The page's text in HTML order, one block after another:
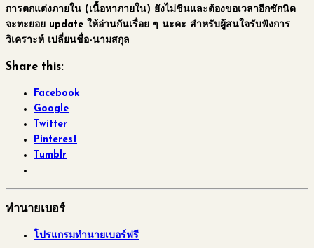
การตกแต่งภายใน (เนื้อหาภายใน) ยังไม่ชินและต้องขอเวลาอีกซักนิด
จะทะยอย update ให้อ่านกันเรื่อย ๆ นะคะ สำหรับผู้สนใจรับฟังการ
วิเคราะห์ เปลี่ยนชื่อ-นามสกุล
Share this:
Facebook
Google
Twitter
Pinterest
Tumblr
ทำนายเบอร์
โปรแกรมทำนายเบอร์ฟรี